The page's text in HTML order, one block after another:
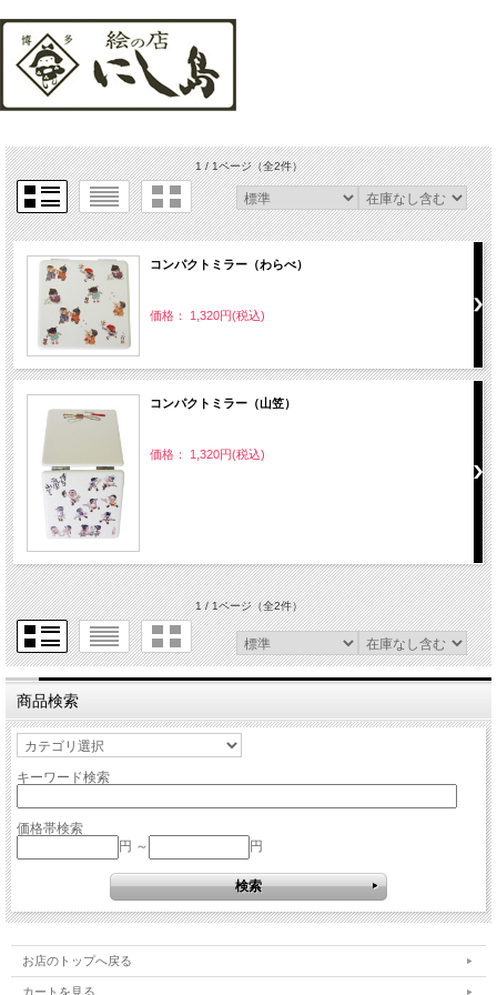
1 / 1ページ（全2件）
コンパクトミラー（わらべ）
価格： 1,320円(税込)
コンパクトミラー（山笠）
価格： 1,320円(税込)
1 / 1ページ（全2件）
商品検索
キーワード検索
価格帯検索
円 ～
円
お店のトップへ戻る
カートを見る